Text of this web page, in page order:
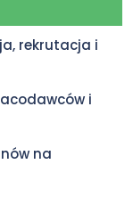
rekrutacja i
i
na